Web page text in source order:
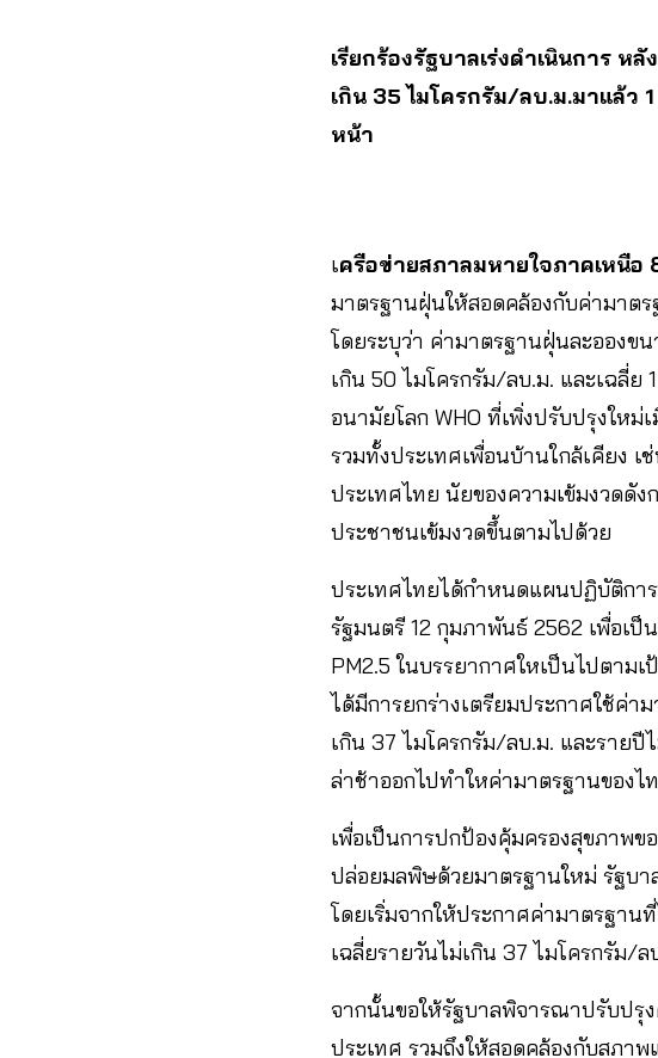
เรียกร้องรัฐบาลเร่งดำเนินการ
เกิน 35 ไมโครกรัม/ลบ.ม.มาแล้ว
หน้า
เครือข่ายสภาลมหายใจภาคเหนือ
มาตรฐานฝุ่นให้สอดคล้องกับค่ามาตร
โดยระบุว่า ค่ามาตรฐานฝุ่นละอองข
เกิน 50 ไมโครกรัม/ลบ.ม. และเฉลี่ย
อนามัยโลก WHO ที่เพิ่งปรับปรุงให
รวมทั้งประเทศเพื่อนบ้านใกล้เคียง เ
ประเทศไทย นัยของความเข้มงวดดั
ประชาชนเข้มงวดขึ้นตามไปด้วย
ประเทศไทยได้กําหนดแผนปฏิบัติก
รัฐมนตรี 12 กุมภาพันธ์ 2562 เพื่อเ
PM2.5 ในบรรยากาศใหเป็นไปตาม
ได้มีการยกร่างเตรียมประกาศใช้ค่า
เกิน 37 ไมโครกรัม/ลบ.ม. และราย
ล่าช้าออกไปทําใหค่ามาตรฐานของไ
เพื่อเป็นการปกป้องคุ้มครองสุขภาพข
ปล่อยมลพิษด้วยมาตรฐานใหม่ รัฐบา
โดยเริ่มจากให้ประกาศค่ามาตรฐา
เฉลี่ยรายวันไม่เกิน 37 ไมโครกรัม/
จากนั้นขอให้รัฐบาลพิจารณาปรับปรุ
ประเทศ รวมถึงให้สอดคล้องกับสภา